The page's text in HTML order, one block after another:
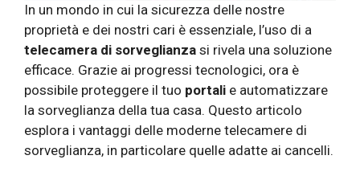
In un mondo in cui la sicurezza delle nostre
proprietà e dei nostri cari è essenziale, l’uso di a
telecamera di sorveglianza si rivela una soluzione
efficace. Grazie ai progressi tecnologici, ora è
possibile proteggere il tuo portali e automatizzare
la sorveglianza della tua casa. Questo articolo
esplora i vantaggi delle moderne telecamere di
sorveglianza, in particolare quelle adatte ai cancelli.